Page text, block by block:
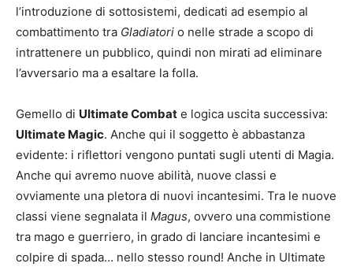
l’introduzione di sottosistemi, dedicati ad esempio al
combattimento tra Gladiatori o nelle strade a scopo di
intrattenere un pubblico, quindi non mirati ad eliminare
l’avversario ma a esaltare la folla.
Gemello di Ultimate Combat e logica uscita successiva:
Ultimate Magic. Anche qui il soggetto è abbastanza
evidente: i riflettori vengono puntati sugli utenti di Magia.
Anche qui avremo nuove abilità, nuove classi e
ovviamente una pletora di nuovi incantesimi. Tra le nuove
classi viene segnalata il Magus, ovvero una commistione
tra mago e guerriero, in grado di lanciare incantesimi e
colpire di spada… nello stesso round! Anche in Ultimate